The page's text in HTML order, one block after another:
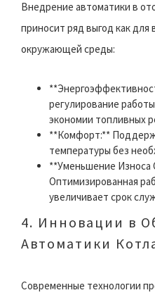
Внедрение автоматики в
приносит ряд выгод как
окружающей среды:
регулирование
экономии топливных
**Комфорт:**
температуры без
**Уменьшение Износа
Оптимизированная
увеличивает срок
4. Инновации в
Автоматики
Современные технологии